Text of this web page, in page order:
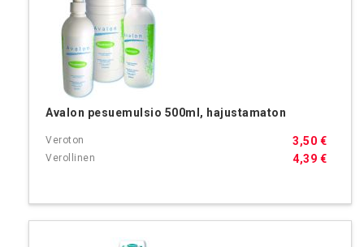
Avalon pesuemulsio 500ml, hajustamaton
4,39 €
3,50 €